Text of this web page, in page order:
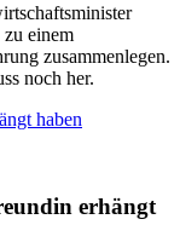
einem
zusammenlegen.
noch her.
haben
erhängt